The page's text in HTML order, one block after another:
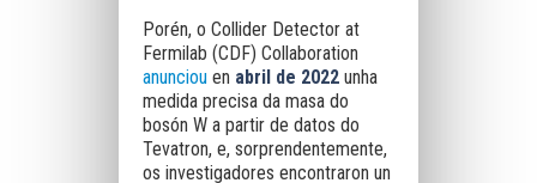
Porén, o Collider Detector at
Fermilab (CDF) Collaboration
anunciou en abril de 2022unha
medida precisa da masa do
bosón W a partir de datos do
Tevatron, e, sorprendentemente,
os investigadores encontraron un